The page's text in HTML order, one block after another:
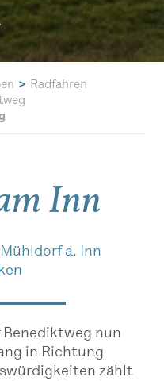
Radfahren
Inn
a. Inn
Benediktweg nun
in Richtung
zählt